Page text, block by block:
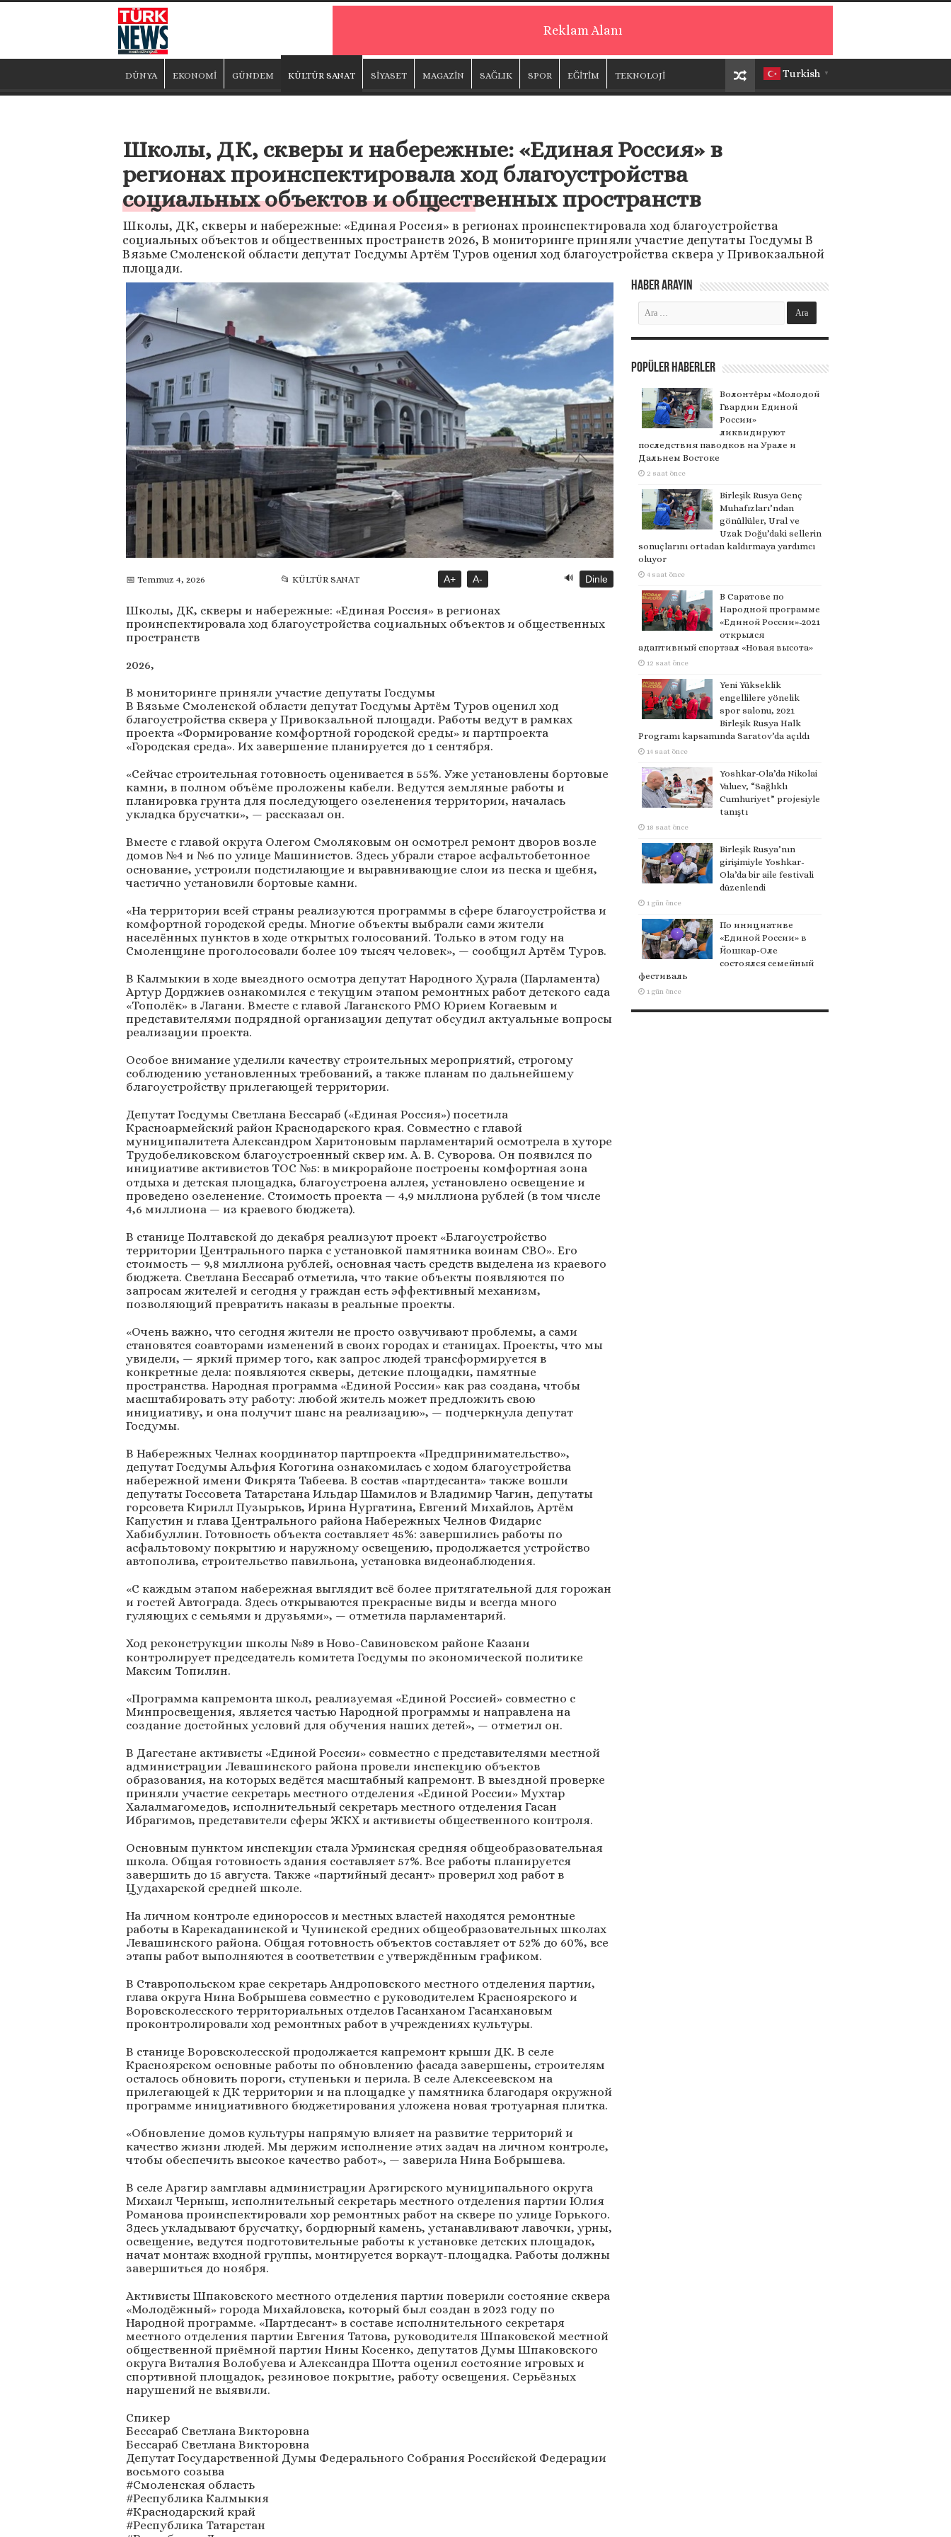
Reklam Alanı
Turkish ▼
DÜNYA EKONOMİ GÜNDEM KÜLTÜR SANAT SİYASET MAGAZİN SAĞLIK SPOR EĞİTİM TEKNOLOJİ
Школы, ДК, скверы и набережные: «Единая Россия» в
регионах проинспектировала ход благоустройства
социальных объектов и общественных пространств
Школы, ДК, скверы и набережные: «Единая Россия» в регионах проинспектировала ход благоустройства
социальных объектов и общественных пространств 2026, В мониторинге приняли участие депутаты Госдумы В
Вязьме Смоленской области депутат Госдумы Артём Туров оценил ход благоустройства сквера у Привокзальной
площади.
📅 Temmuz 4, 2026 📂 KÜLTÜR SANAT A+ A- 🔊 Dinle
Школы, ДК, скверы и набережные: «Единая Россия» в регионах
проинспектировала ход благоустройства социальных объектов и общественных
пространств
2026,
В мониторинге приняли участие депутаты Госдумы
В Вязьме Смоленской области депутат Госдумы Артём Туров оценил ход
благоустройства сквера у Привокзальной площади. Работы ведут в рамках
проекта «Формирование комфортной городской среды» и партпроекта
«Городская среда». Их завершение планируется до 1 сентября.
«Сейчас строительная готовность оценивается в 55%. Уже установлены бортовые
камни, в полном объёме проложены кабели. Ведутся земляные работы и
планировка грунта для последующего озеленения территории, началась
укладка брусчатки», — рассказал он.
Вместе с главой округа Олегом Смоляковым он осмотрел ремонт дворов возле
домов №4 и №6 по улице Машинистов. Здесь убрали старое асфальтобетонное
основание, устроили подстилающие и выравнивающие слои из песка и щебня,
частично установили бортовые камни.
«На территории всей страны реализуются программы в сфере благоустройства и
комфортной городской среды. Многие объекты выбрали сами жители
населённых пунктов в ходе открытых голосований. Только в этом году на
Смоленщине проголосовали более 109 тысяч человек», — сообщил Артём Туров.
В Калмыкии в ходе выездного осмотра депутат Народного Хурала (Парламента)
Артур Дорджиев ознакомился с текущим этапом ремонтных работ детского сада
«Тополёк» в Лагани. Вместе с главой Лаганского РМО Юрием Когаевым и
представителями подрядной организации депутат обсудил актуальные вопросы
реализации проекта.
Особое внимание уделили качеству строительных мероприятий, строгому
соблюдению установленных требований, а также планам по дальнейшему
благоустройству прилегающей территории.
Депутат Госдумы Светлана Бессараб («Единая Россия») посетила
Красноармейский район Краснодарского края. Совместно с главой
муниципалитета Александром Харитоновым парламентарий осмотрела в хуторе
Трудобеликовском благоустроенный сквер им. А. В. Суворова. Он появился по
инициативе активистов ТОС №5: в микрорайоне построены комфортная зона
отдыха и детская площадка, благоустроена аллея, установлено освещение и
проведено озеленение. Стоимость проекта — 4,9 миллиона рублей (в том числе
4,6 миллиона — из краевого бюджета).
В станице Полтавской до декабря реализуют проект «Благоустройство
территории Центрального парка с установкой памятника воинам СВО». Его
стоимость — 9,8 миллиона рублей, основная часть средств выделена из краевого
бюджета. Светлана Бессараб отметила, что такие объекты появляются по
запросам жителей и сегодня у граждан есть эффективный механизм,
позволяющий превратить наказы в реальные проекты.
«Очень важно, что сегодня жители не просто озвучивают проблемы, а сами
становятся соавторами изменений в своих городах и станицах. Проекты, что мы
увидели, — яркий пример того, как запрос людей трансформируется в
конкретные дела: появляются скверы, детские площадки, памятные
пространства. Народная программа «Единой России» как раз создана, чтобы
масштабировать эту работу: любой житель может предложить свою
инициативу, и она получит шанс на реализацию», — подчеркнула депутат
Госдумы.
В Набережных Челнах координатор партпроекта «Предпринимательство»,
депутат Госдумы Альфия Когогина ознакомилась с ходом благоустройства
набережной имени Фикрята Табеева. В состав «партдесанта» также вошли
депутаты Госсовета Татарстана Ильдар Шамилов и Владимир Чагин, депутаты
горсовета Кирилл Пузырьков, Ирина Нургатина, Евгений Михайлов, Артём
Капустин и глава Центрального района Набережных Челнов Фидарис
Хабибуллин. Готовность объекта составляет 45%: завершились работы по
асфальтовому покрытию и наружному освещению, продолжается устройство
автополива, строительство павильона, установка видеонаблюдения.
«С каждым этапом набережная выглядит всё более притягательной для горожан
и гостей Автограда. Здесь открываются прекрасные виды и всегда много
гуляющих с семьями и друзьями», — отметила парламентарий.
Ход реконструкции школы №89 в Ново-Савиновском районе Казани
контролирует председатель комитета Госдумы по экономической политике
Максим Топилин.
«Программа капремонта школ, реализуемая «Единой Россией» совместно с
Минпросвещения, является частью Народной программы и направлена на
создание достойных условий для обучения наших детей», — отметил он.
В Дагестане активисты «Единой России» совместно с представителями местной
администрации Левашинского района провели инспекцию объектов
образования, на которых ведётся масштабный капремонт. В выездной проверке
приняли участие секретарь местного отделения «Единой России» Мухтар
Халалмагомедов, исполнительный секретарь местного отделения Гасан
Ибрагимов, представители сферы ЖКХ и активисты общественного контроля.
Основным пунктом инспекции стала Урминская средняя общеобразовательная
школа. Общая готовность здания составляет 57%. Все работы планируется
завершить до 15 августа. Также «партийный десант» проверил ход работ в
Цудахарской средней школе.
На личном контроле единороссов и местных властей находятся ремонтные
работы в Карекаданинской и Чунинской средних общеобразовательных школах
Левашинского района. Общая готовность объектов составляет от 52% до 60%, все
этапы работ выполняются в соответствии с утверждённым графиком.
В Ставропольском крае секретарь Андроповского местного отделения партии,
глава округа Нина Бобрышева совместно с руководителем Красноярского и
Воровсколесского территориальных отделов Гасанханом Гасанхановым
проконтролировали ход ремонтных работ в учреждениях культуры.
В станице Воровсколесской продолжается капремонт крыши ДК. В селе
Красноярском основные работы по обновлению фасада завершены, строителям
осталось обновить пороги, ступеньки и перила. В селе Алексеевском на
прилегающей к ДК территории и на площадке у памятника благодаря окружной
программе инициативного бюджетирования уложена новая тротуарная плитка.
«Обновление домов культуры напрямую влияет на развитие территорий и
качество жизни людей. Мы держим исполнение этих задач на личном контроле,
чтобы обеспечить высокое качество работ», — заверила Нина Бобрышева.
В селе Арзгир замглавы администрации Арзгирского муниципального округа
Михаил Черныш, исполнительный секретарь местного отделения партии Юлия
Романова проинспектировали хор ремонтных работ на сквере по улице Горького.
Здесь укладывают брусчатку, бордюрный камень, устанавливают лавочки, урны,
освещение, ведутся подготовительные работы к установке детских площадок,
начат монтаж входной группы, монтируется воркаут-площадка. Работы должны
завершиться до ноября.
Активисты Шпаковского местного отделения партии поверили состояние сквера
«Молодёжный» города Михайловска, который был создан в 2023 году по
Народной программе. «Партдесант» в составе исполнительного секретаря
местного отделения партии Евгения Татова, руководителя Шпаковской местной
общественной приёмной партии Нины Косенко, депутатов Думы Шпаковского
округа Виталия Волобуева и Александра Шотта оценил состояние игровых и
спортивной площадок, резиновое покрытие, работу освещения. Серьёзных
нарушений не выявили.
Спикер
Бессараб Светлана Викторовна
Бессараб Светлана Викторовна
Депутат Государственной Думы Федерального Собрания Российской Федерации
восьмого созыва
#Смоленская область
#Республика Калмыкия
#Краснодарский край
#Республика Татарстан
Haber Arayın
Popüler Haberler
Волонтёры «Молодой
Гвардии Единой
России»
ликвидируют
последствия паводков на Урале и
Дальнем Востоке
2 saat önce
Birleşik Rusya Genç
Muhafızları’ndan
gönüllüler, Ural ve
Uzak Doğu’daki sellerin
sonuçlarını ortadan kaldırmaya yardımcı
oluyor
4 saat önce
В Саратове по
Народной программе
«Единой России»-2021
открылся
адаптивный спортзал «Новая высота»
12 saat önce
Yeni Yükseklik
engellilere yönelik
spor salonu, 2021
Birleşik Rusya Halk
Programı kapsamında Saratov’da açıldı
14 saat önce
Yoshkar-Ola’da Nikolai
Valuev, “Sağlıklı
Cumhuriyet” projesiyle
tanıştı
18 saat önce
Birleşik Rusya’nın
girişimiyle Yoshkar-
Ola’da bir aile festivali
düzenlendi
1 gün önce
По инициативе
«Единой России» в
Йошкар-Оле
состоялся семейный
фестиваль
1 gün önce